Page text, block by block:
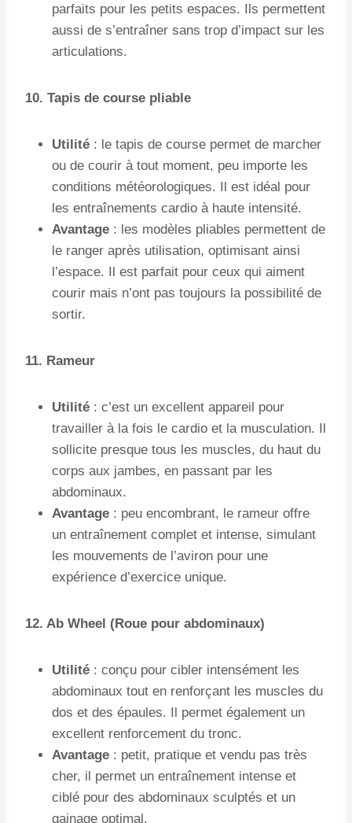
parfaits pour les petits espaces. Ils permettent
aussi de s’entraîner sans trop d’impact sur les
articulations.
10. Tapis de course pliable
Utilité : le tapis de course permet de marcher
ou de courir à tout moment, peu importe les
conditions météorologiques. Il est idéal pour
les entraînements cardio à haute intensité.
Avantage : les modèles pliables permettent de
le ranger après utilisation, optimisant ainsi
l’espace. Il est parfait pour ceux qui aiment
courir mais n’ont pas toujours la possibilité de
sortir.
11. Rameur
Utilité : c’est un excellent appareil pour
travailler à la fois le cardio et la musculation. Il
sollicite presque tous les muscles, du haut du
corps aux jambes, en passant par les
abdominaux.
Avantage : peu encombrant, le rameur offre
un entraînement complet et intense, simulant
les mouvements de l’aviron pour une
expérience d’exercice unique.
12. Ab Wheel (Roue pour abdominaux)
Utilité : conçu pour cibler intensément les
abdominaux tout en renforçant les muscles du
dos et des épaules. Il permet également un
excellent renforcement du tronc.
Avantage : petit, pratique et vendu pas très
cher, il permet un entraînement intense et
ciblé pour des abdominaux sculptés et un
gainage optimal.